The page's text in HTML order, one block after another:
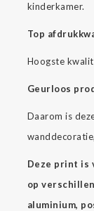
kinderkamer.
Top
Hoogste
Geurloos
Daarom is
Deze print is
op
aluminium,